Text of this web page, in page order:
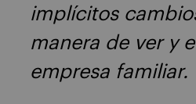
implícitos
manera de ver y
empresa familiar.